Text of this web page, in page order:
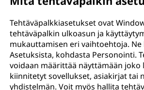
Tehtäväpalkkiasetukset ovat
tehtäväpalkin ulkoasun ja
mukauttamisen eri vaihtoehtoja. Ne
Asetuksista, kohdasta Personointi.
voidaan määrittää näyttämään joko
kiinnitetyt sovellukset, asiakirjat tai
yhdistelmän. Voit myös hallita